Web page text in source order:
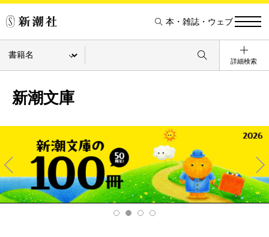
本・雑誌・ウェブ
詳細検索
新潮文庫
Pre
v
Ne
xt